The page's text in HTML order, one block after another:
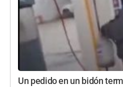
Un pedido en un bidón